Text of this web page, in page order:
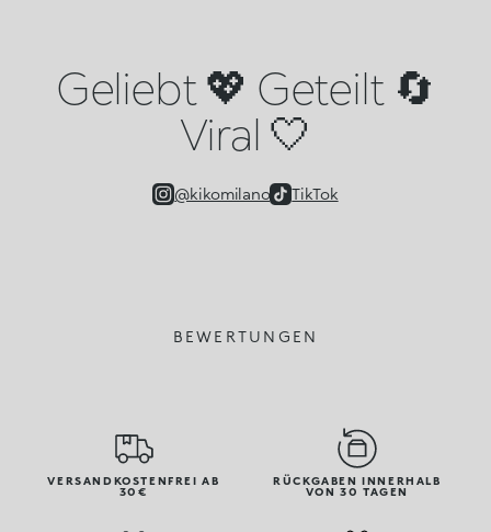
Geliebt 💖 Geteilt 🔄
Viral 🤍
@kikomilano TikTok
BEWERTUNGEN
VERSANDKOSTENFREI AB
30€
RÜCKGABEN INNERHALB
VON 30 TAGEN